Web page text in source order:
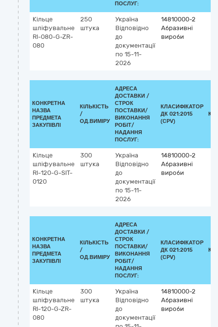
ПОСЛУГ:
Кільце
шліфувальне
RI-080-G-ZR-
080
250
штука
Україна
Відповідно
до
документації
по 15-11-
2026
14810000-2
Абразивні
вироби
КОНКРЕТНА
НАЗВА
ПРЕДМЕТА
ЗАКУПІВЛІ
КІЛЬКІСТЬ
/
ОД.ВИМІРУ
АДРЕСА
ДОСТАВКИ /
СТРОК
ПОСТАВКИ/
ВИКОНАННЯ
РОБІТ/
НАДАННЯ
ПОСЛУГ:
КЛАСИФІКАТОР
ДК 021:2015
(CPV)
Кільце
шліфувальне
RI-120-G-SIT-
0120
300
штука
Україна
Відповідно
до
документації
по 15-11-
2026
14810000-2
Абразивні
вироби
КОНКРЕТНА
НАЗВА
ПРЕДМЕТА
ЗАКУПІВЛІ
КІЛЬКІСТЬ
/
ОД.ВИМІРУ
АДРЕСА
ДОСТАВКИ /
СТРОК
ПОСТАВКИ/
ВИКОНАННЯ
РОБІТ/
НАДАННЯ
ПОСЛУГ:
КЛАСИФІКАТОР
ДК 021:2015
(CPV)
Кільце
шліфувальне
RI-120-G-ZR-
080
300
штука
Україна
Відповідно
до
документації
14810000-2
Абразивні
вироби